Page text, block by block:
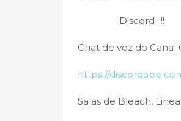
Discord !!!!
Chat de voz do Canal
https://
Salas de Bleach,